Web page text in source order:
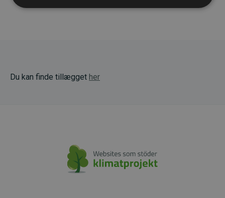
Du kan finde tillægget her